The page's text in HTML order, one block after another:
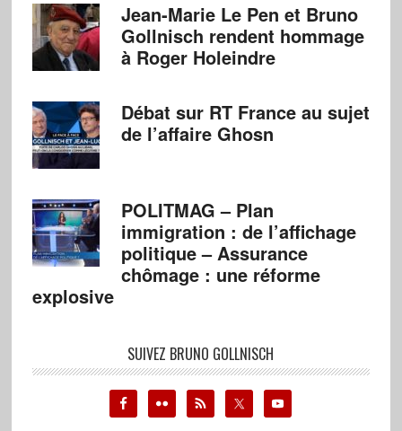
Jean-Marie Le Pen et Bruno
Gollnisch rendent hommage
à Roger Holeindre
Débat sur RT France au sujet
de l’affaire Ghosn
POLITMAG – Plan
immigration : de l’affichage
politique – Assurance
chômage : une réforme
explosive
SUIVEZ BRUNO GOLLNISCH